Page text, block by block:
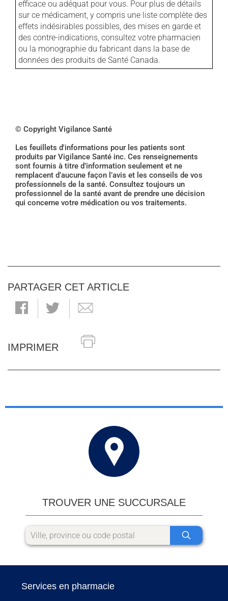
efficace ou adéquat pour vous. Pour plus de détails
sur ce médicament, y compris une liste complète des
effets indésirables possibles, des mises en garde et
des contre-indications, consultez votre pharmacien
ou la monographie du fabricant dans la base de
données des produits de Santé Canada.
© Copyright Vigilance Santé
Les feuillets d'informations pour les patients sont
produits par Vigilance Santé inc. Ces renseignements
sont fournis à titre d’information seulement et ne
remplacent d’aucune façon l’avis et les conseils de vos
professionnels de la santé. Consultez toujours un
professionnel de la santé avant de prendre une décision
qui concerne votre médication ou vos traitements.
PARTAGER CET ARTICLE
IMPRIMER
TROUVER UNE SUCCURSALE
Services en pharmacie